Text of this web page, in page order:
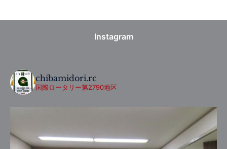
Instagram
chibamidori.rc
国際ロータリー第2790地区